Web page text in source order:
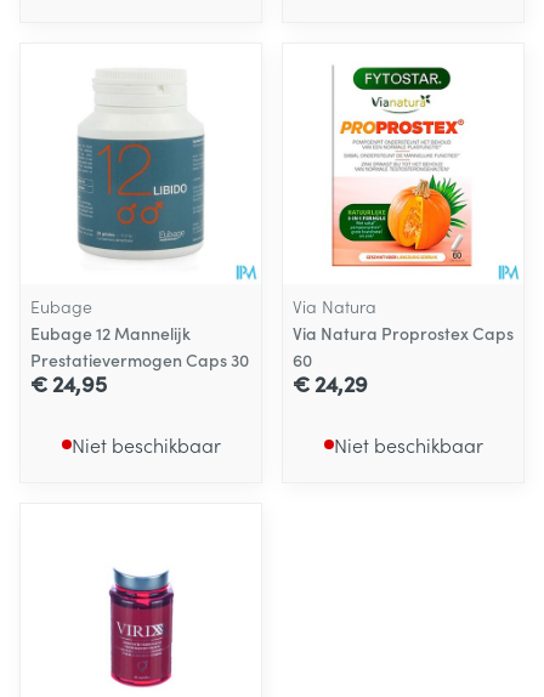
Eubage
Eubage 12 Mannelijk
Prestatievermogen Caps 30
€ 24,95
Niet beschikbaar
Via Natura
Via Natura Proprostex Caps
60
€ 24,29
Niet beschikbaar